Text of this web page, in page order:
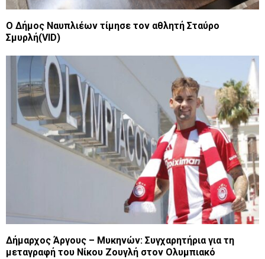
Ο Δήμος Ναυπλιέων τίμησε τον αθλητή Σταύρο
Σμυρλή(VID)
Δήμαρχος Άργους – Μυκηνών: Συγχαρητήρια για τη
μεταγραφή του Νίκου Ζουγλή στον Ολυμπιακό